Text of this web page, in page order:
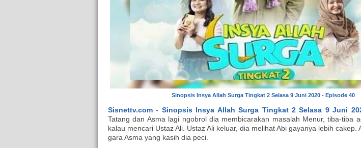
Sinopsis Insya Allah Surga Tingkat 2 Selasa 9 Juni 2020 - Episode 40
Sisnettv.com - Sinopsis Insya Allah Surga Tingkat 2 Selasa 9 Juni
Tatang dan Asma lagi ngobrol dia membicarakan masalah Menur, tiba-tiba
kalau mencari Ustaz Ali. Ustaz Ali keluar, dia melihat Abi gayanya lebih cakep.
gara Asma yang kasih dia peci.